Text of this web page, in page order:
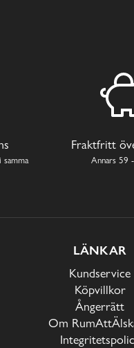
Fraktfritt
Annars 59
LÄNKAR
Kundservice
Köpvillkor
Ångerrätt
Om